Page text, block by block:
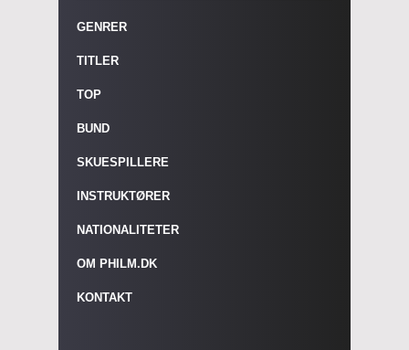
GENRER
TITLER
TOP
BUND
SKUESPILLERE
INSTRUKTØRER
NATIONALITETER
OM PHILM.DK
KONTAKT